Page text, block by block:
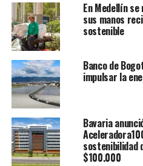
En Medellín
sus manos
sostenible
Banco de
impulsar la
Bavaria
sostenibilidad
$100.000